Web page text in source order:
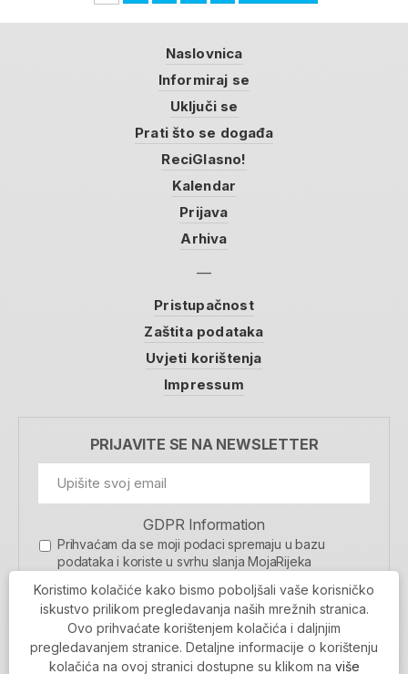
Naslovnica
Informiraj se
Uključi se
Prati što se događa
ReciGlasno!
Kalendar
Prijava
Arhiva
Pristupačnost
Zaštita podataka
Uvjeti korištenja
Impressum
PRIJAVITE SE NA NEWSLETTER
GDPR Information
Prihvaćam da se moji podaci spremaju u bazu
podataka i koriste u svrhu slanja MojaRijeka
MOJARIJEKA NEWSLETTER
PRIJAVI SE
Koristimo kolačiće kako bismo poboljšali vaše korisničko
iskustvo prilikom pregledavanja naših mrežnih stranica.
Ovo prihvaćate korištenjem kolačića i daljnjim
pregledavanjem stranice. Detaljne informacije o korištenju
kolačića na ovoj stranici dostupne su klikom na više